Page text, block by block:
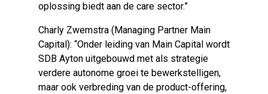
oplossing biedt aan de care sector.”
Charly Zwemstra (Managing Partner Main
Capital): “Onder leiding van Main Capital wordt
SDB Ayton uitgebouwd met als strategie
verdere autonome groei te bewerkstelligen,
maar ook verbreding van de product-offering,